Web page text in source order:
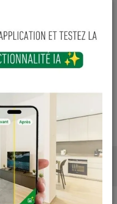
pour obtenir le temps de
ce produit
réel
PHOTOS